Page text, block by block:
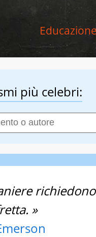
più celebri:
»